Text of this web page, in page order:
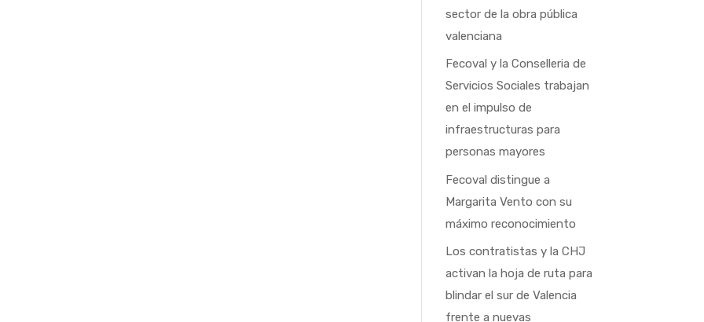
sector de la obra pública
valenciana
Fecoval y la Conselleria de
Servicios Sociales trabajan
en el impulso de
infraestructuras para
personas mayores
Fecoval distingue a
Margarita Vento con su
máximo reconocimiento
Los contratistas y la CHJ
activan la hoja de ruta para
blindar el sur de Valencia
frente a nuevas